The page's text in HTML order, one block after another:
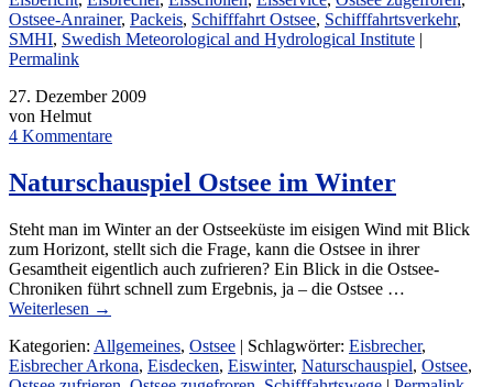
Ostsee-Anrainer, Packeis, Schifffahrt Ostsee, Schifffahrtsverkehr,
SMHI, Swedish Meteorological and Hydrological Institute |
Permalink
27. Dezember 2009
von Helmut
4 Kommentare
Naturschauspiel Ostsee im Winter
Steht man im Winter an der Ostseeküste im eisigen Wind mit Blick
zum Horizont, stellt sich die Frage, kann die Ostsee in ihrer
Gesamtheit eigentlich auch zufrieren? Ein Blick in die Ostsee-
Chroniken führt schnell zum Ergebnis, ja – die Ostsee …
Weiterlesen →
Kategorien: Allgemeines, Ostsee | Schlagwörter: Eisbrecher,
Eisbrecher Arkona, Eisdecken, Eiswinter, Naturschauspiel, Ostsee,